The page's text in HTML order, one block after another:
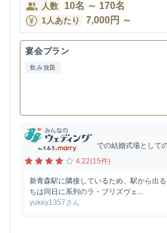
人数 10名 ～ 170名
1人あたり 7,000円 ～
宴会プラン
飲み放題
での結婚式場として
4.22(15件)
新青森駅に隣接しているため、駅から出
ちは同日に系列のラ・ブリズヴェ...
yukey1357さん